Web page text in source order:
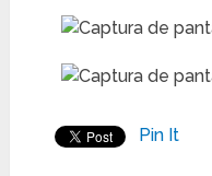
Pin It